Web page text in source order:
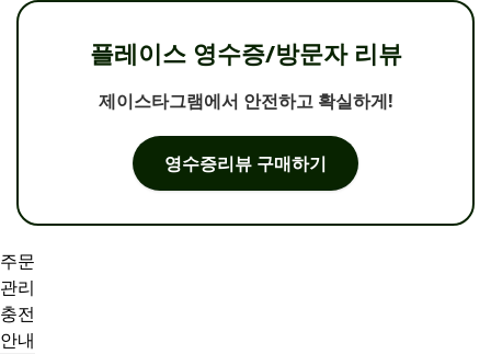
플레이스 영수증/방문자 리뷰
제이스타그램에서 안전하고 확실하게!
영수증리뷰 구매하기
주문
관리
충전
안내